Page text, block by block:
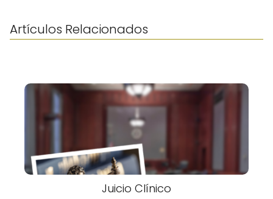
Artículos Relacionados
Juicio Clínico